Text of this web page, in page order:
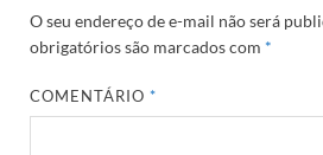
O seu endereço de e-mail não será
obrigatórios são marcados com *
COMENTÁRIO*